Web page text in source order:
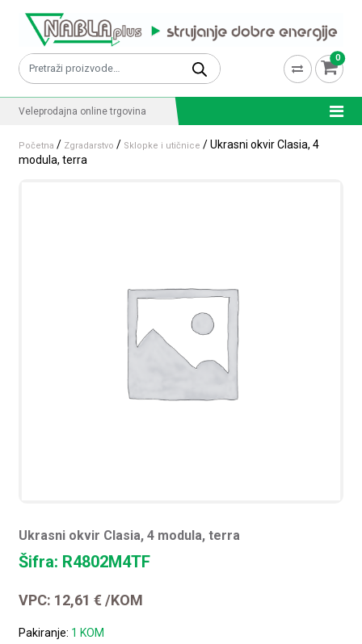
Pretraži: 0
Veleprodajna online trgovina
Početna / Zgradarstvo / Sklopke i utičnice / Ukrasni okvir Clasia, 4
modula, terra
Ukrasni okvir Clasia, 4 modula, terra
Šifra: R4802M4TF
VPC: 12,61€ /KOM
Pakiranje: 1 KOM